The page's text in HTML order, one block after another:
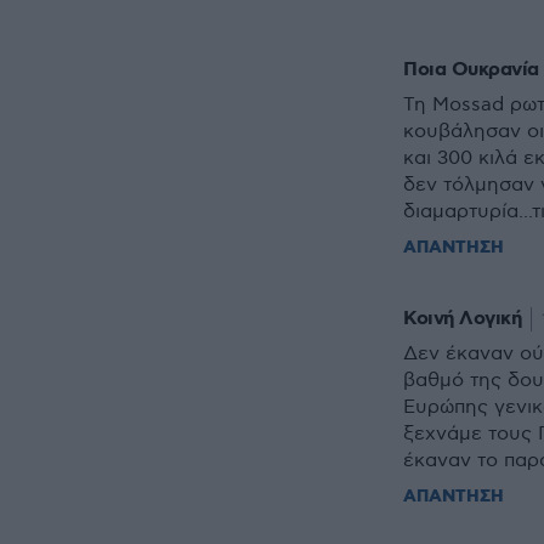
Ποια
Τη Mossad
κουβάλησαν
και 300 κιλά
δεν τόλμησαν
ΑΠΑΝΤΗΣΗ
Κοινή Λογική
Δεν έκαναν
βαθμό της
Ευρώπης
ξεχνάμε τους
έκαναν το
ΑΠΑΝΤΗΣΗ